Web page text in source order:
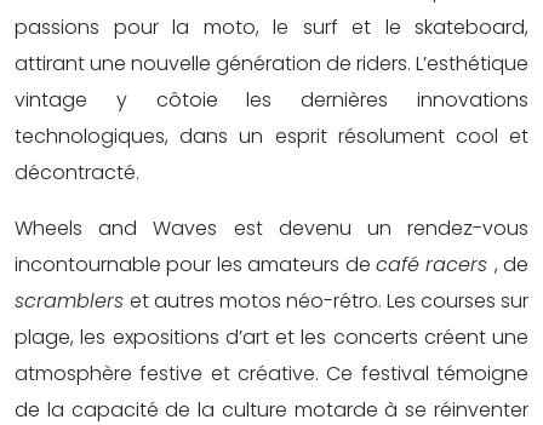
passions pour la moto, le surf et le skateboard,
attirant une nouvelle génération de riders. L’esthétique
vintage y côtoie les dernières innovations
technologiques, dans un esprit résolument cool et
décontracté.
Wheels and Waves est devenu un rendez-vous
incontournable pour les amateurs de café racers , de
scramblers et autres motos néo-rétro. Les courses sur
plage, les expositions d’art et les concerts créent une
atmosphère festive et créative. Ce festival témoigne
de la capacité de la culture motarde à se réinventer